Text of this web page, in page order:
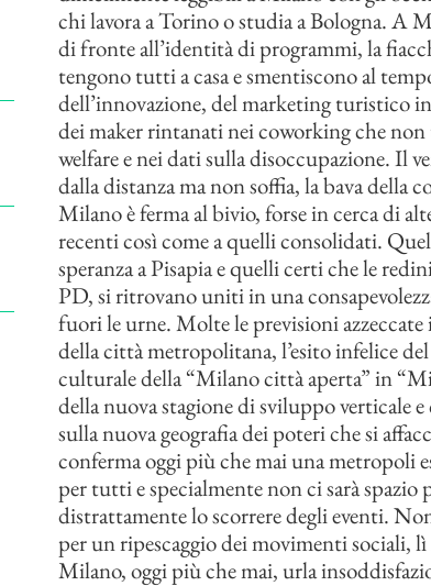
chi lavora a Torino o studia a Bologna. A
di fronte all’identità di programmi, la
tengono tutti a casa e smentiscono al
dell’innovazione, del marketing turistico
dei maker rintanati nei coworking che
welfare e nei dati sulla disoccupazione. Il
dalla distanza ma non soffia, la bava della
Milano è ferma al bivio, forse in cerca di
recenti così come a quelli consolidati.
speranza a Pisapia e quelli certi che le
PD, si ritrovano uniti in una
fuori le urne. Molte le previsioni
della città metropolitana, l’esito infelice
culturale della “Milano città aperta” in
della nuova stagione di sviluppo verticale
sulla nuova geografia dei poteri che si
conferma oggi più che mai una metropoli
per tutti e specialmente non ci sarà spazio
distrattamente lo scorrere degli eventi.
per un ripescaggio dei movimenti sociali,
Milano, oggi più che mai, urla